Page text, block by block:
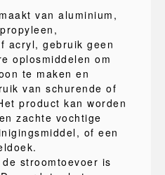
van aluminium,
acryl, gebruik geen
oplosmiddelen om
te maken en
van schurende of
product kan worden
zachte vochtige
of een
stroomtoevoer is